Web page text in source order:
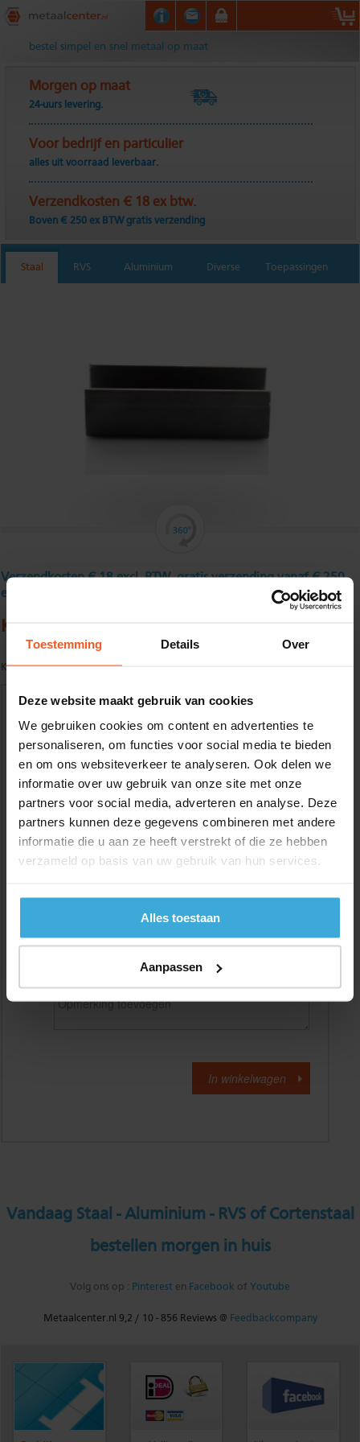
Toestemming Details Over
Deze website maakt gebruik van cookies
We gebruiken cookies om content en advertenties te
personaliseren, om functies voor social media te bieden
en om ons websiteverkeer te analyseren. Ook delen we
informatie over uw gebruik van onze site met onze
partners voor social media, adverteren en analyse. Deze
partners kunnen deze gegevens combineren met andere
informatie die u aan ze heeft verstrekt of die ze hebben
verzameld op basis van uw gebruik van hun services.
Alles toestaan
Aanpassen
Metaalcenter.nl
bestel simpel en snel metaal op maat
Morgen op maat
24-uurs levering.
Voor bedrijf en particulier
alles uit voorraad leverbaar.
Verzendkosten € 18 ex btw.
Boven € 250 ex BTW gratis verzending
Staal RVS Aluminium Diverse Toepassingen
Verzendkosten € 18 excl. BTW, gratis verzending vanaf € 250
excl. BTW
Koudgewalst U - profiel 15 x 15 x 15 x 2 mm
Kwaliteit: S235JR Gebeitst volgens EN10025
Gewenste
lengtemaat in
(max. 2000 mm)
+/- 2 mm lengtetolerantie
Materiaalkosten
Alle bedragen zijn excl. 21% BTW
Vandaag Staal - Aluminium - RVS of Cortenstaal
bestellen morgen in huis
Volg ons op : Pinterest en Facebook of Youtube
Metaalcenter.nl 9,2 / 10 -856 Reviews @ Feedbackcompany